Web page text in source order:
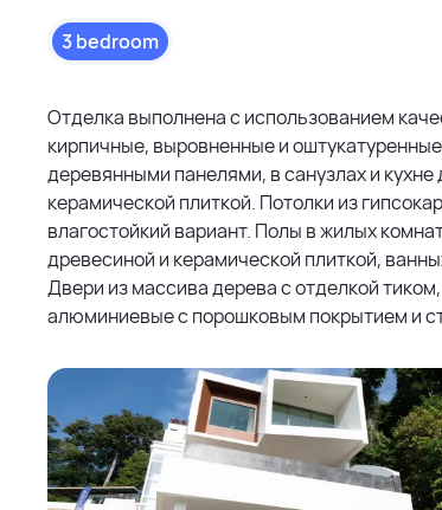
3 bedroom
Отделка выполнена с использованием
кирпичные, выровненные и
деревянными панелями, в санузлах и
керамической плиткой. Потолки из
влагостойкий вариант. Полы в жилых
древесиной и керамической плиткой,
Двери из массива дерева с отделкой
алюминиевые с порошковым покрытием и